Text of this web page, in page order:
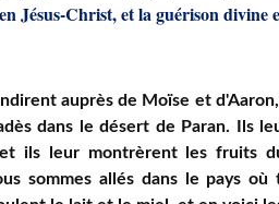
Jésus-Christ, et la guérison divine
auprès de Moïse et
dans le désert de Paran. Ils
ils leur montrèrent les fruits
sommes allés dans le pays où